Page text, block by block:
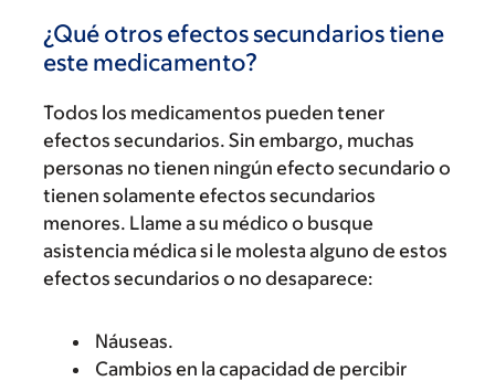
¿Qué otros efectos secundarios tiene
este medicamento?
Todos los medicamentos pueden tener
efectos secundarios. Sin embargo, muchas
personas no tienen ningún efecto secundario o
tienen solamente efectos secundarios
menores. Llame a su médico o busque
asistencia médica si le molesta alguno de estos
efectos secundarios o no desaparece:
Náuseas.
Cambios en la capacidad de percibir